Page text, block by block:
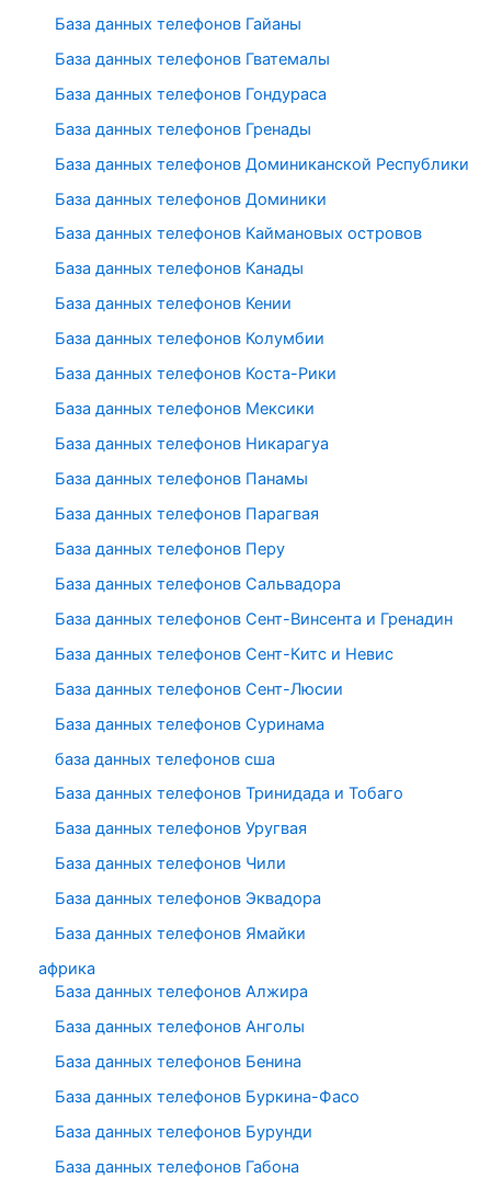
База данных телефонов Гайаны
База данных телефонов Гватемалы
База данных телефонов Гондураса
База данных телефонов Гренады
База данных телефонов Доминиканской Республики
База данных телефонов Доминики
База данных телефонов Каймановых островов
База данных телефонов Канады
База данных телефонов Кении
База данных телефонов Колумбии
База данных телефонов Коста-Рики
База данных телефонов Мексики
База данных телефонов Никарагуа
База данных телефонов Панамы
База данных телефонов Парагвая
База данных телефонов Перу
База данных телефонов Сальвадора
База данных телефонов Сент-Винсента и Гренадин
База данных телефонов Сент-Китс и Невис
База данных телефонов Сент-Люсии
База данных телефонов Суринама
база данных телефонов сша
База данных телефонов Тринидада и Тобаго
База данных телефонов Уругвая
База данных телефонов Чили
База данных телефонов Эквадора
База данных телефонов Ямайки
африка
База данных телефонов Алжира
База данных телефонов Анголы
База данных телефонов Бенина
База данных телефонов Буркина-Фасо
База данных телефонов Бурунди
База данных телефонов Габона